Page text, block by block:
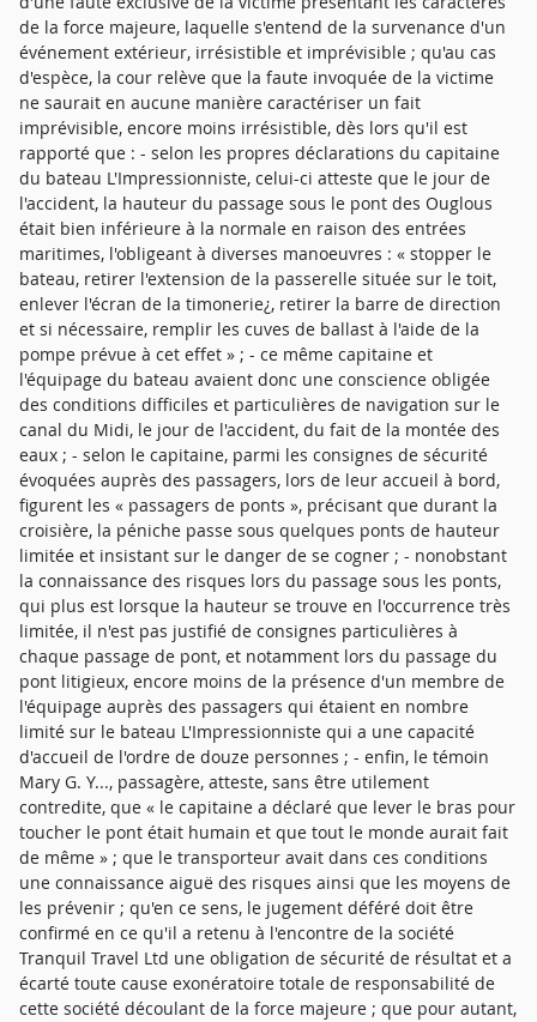
de la force majeure, laquelle s'entend de la survenance d'un
événement extérieur, irrésistible et imprévisible ; qu'au cas
d'espèce, la cour relève que la faute invoquée de la victime
ne saurait en aucune manière caractériser un fait
imprévisible, encore moins irrésistible, dès lors qu'il est
rapporté que : - selon les propres déclarations du capitaine
du bateau L'Impressionniste, celui-ci atteste que le jour de
l'accident, la hauteur du passage sous le pont des Ouglous
était bien inférieure à la normale en raison des entrées
maritimes, l'obligeant à diverses manoeuvres : « stopper le
bateau, retirer l'extension de la passerelle située sur le toit,
enlever l'écran de la timonerie¿, retirer la barre de direction
et si nécessaire, remplir les cuves de ballast à l'aide de la
pompe prévue à cet effet » ; - ce même capitaine et
l'équipage du bateau avaient donc une conscience obligée
des conditions difficiles et particulières de navigation sur le
canal du Midi, le jour de l'accident, du fait de la montée des
eaux ; - selon le capitaine, parmi les consignes de sécurité
évoquées auprès des passagers, lors de leur accueil à bord,
figurent les « passagers de ponts », précisant que durant la
croisière, la péniche passe sous quelques ponts de hauteur
limitée et insistant sur le danger de se cogner ; - nonobstant
la connaissance des risques lors du passage sous les ponts,
qui plus est lorsque la hauteur se trouve en l'occurrence très
limitée, il n'est pas justifié de consignes particulières à
chaque passage de pont, et notamment lors du passage du
pont litigieux, encore moins de la présence d'un membre de
l'équipage auprès des passagers qui étaient en nombre
limité sur le bateau L'Impressionniste qui a une capacité
d'accueil de l'ordre de douze personnes ; - enfin, le témoin
Mary G. Y..., passagère, atteste, sans être utilement
contredite, que « le capitaine a déclaré que lever le bras pour
toucher le pont était humain et que tout le monde aurait fait
de même » ; que le transporteur avait dans ces conditions
une connaissance aiguë des risques ainsi que les moyens de
les prévenir ; qu'en ce sens, le jugement déféré doit être
confirmé en ce qu'il a retenu à l'encontre de la société
Tranquil Travel Ltd une obligation de sécurité de résultat et a
écarté toute cause exonératoire totale de responsabilité de
cette société découlant de la force majeure ; que pour autant,